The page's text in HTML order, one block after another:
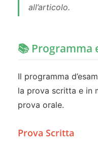
all’articolo.
📚 Programma
Il programma
la prova scritta e in
prova orale.
Prova Scritta